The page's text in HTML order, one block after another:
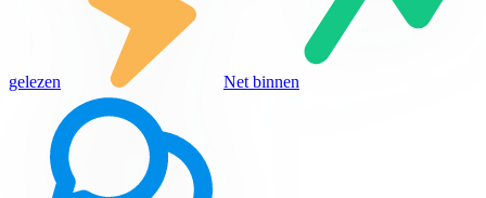
gelezen Net binnen